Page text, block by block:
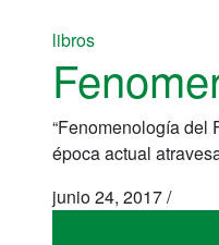
libros
“Fenomenología del
época actual
junio 24, 2017/